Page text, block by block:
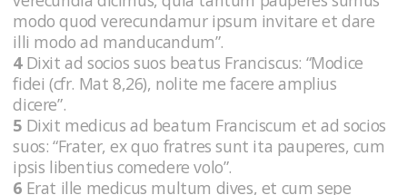
modo quod verecundamur ipsum invitare et dare
illi modo ad manducandum”.
4Dixit ad socios suos beatus Franciscus: “Modice
fidei (cfr. Mat 8,26), nolite me facere amplius
dicere”.
5 Dixit medicus ad beatum Franciscum et ad socios
suos: “Frater, ex quo fratres sunt ita pauperes, cum
ipsis libentius comedere volo”.
6 Erat ille medicus multum dives, et cum sepe